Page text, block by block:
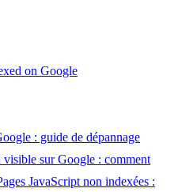
on Google
: guide de dépannage
sur Google : comment
JavaScript non indexées :